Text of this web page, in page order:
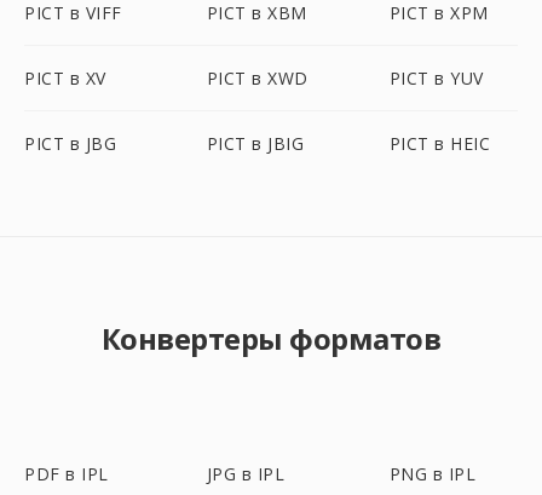
PICT в VIFF PICT в XBM PICT в XPM
PICT в XV PICT в XWD PICT в YUV
PICT в JBG PICT в JBIG PICT в HEIC
Конвертеры форматов
PDF в IPL JPG в IPL PNG в IPL